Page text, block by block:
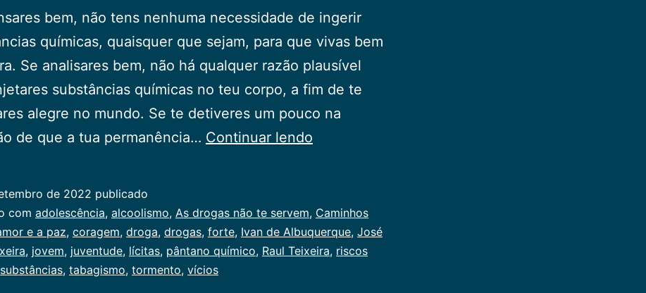
bem, não tens nenhuma necessidade de ingerir
químicas, quaisquer que sejam, para que vivas bem
Se analisares bem, não há qualquer razão plausível
substâncias químicas no teu corpo, a fim de te
alegre no mundo. Se te detiveres um pouco na
de que a tua permanência… Continuar lendo
te
servem
de 2022 publicado
,
com adolescência, alcoolismo, As drogas não te servem, Caminhos
e a paz, coragem, droga, drogas, forte, Ivan de Albuquerque, José
, jovem, juventude, lícitas, pântano químico, Raul Teixeira, riscos
substâncias, tabagismo, tormento, vícios